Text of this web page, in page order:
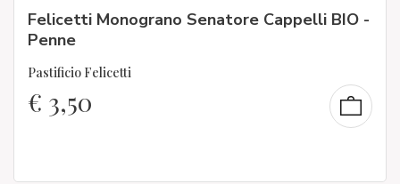
Felicetti Monograno Senatore Cappelli BIO -
Penne
Pastificio Felicetti
€ 3,50